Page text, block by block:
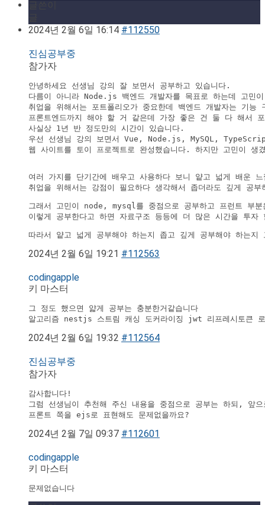
2024년 2월 6일 16:14 #112550
진심공부중
참가자
안녕하세요 선생님 강의 잘 보면서 공부하고 있습니다.
다름이 아니라 Node.js 백엔드 개발자를 목표로 하는데 고민
취업을 위해서는 포트폴리오가 중요한데 백엔드 개발자는 기능
프론트엔드까지 해야 할 거 같은데 가장 좋은 건 둘 다 해서
사실상 1년 반 정도만의 시간이 있습니다.
우선 선생님 강의 보면서 Vue, Node.js, MySQL,
웹 사이트를 토이 프로젝트로 완성했습니다. 하지만 고민이 생
여러 가지를 단기간에 배우고 사용하다 보니 얕고 넓게 배운
취업을 위해서는 강점이 필요하다 생각해서 좁더라도 깊게 공
그래서 고민이 node, mysql를 중점으로 공부하고 프런트 부
이렇게 공부한다고 하면 자료구조 등등에 더 많은 시간을 투
따라서 얕고 넓게 공부해야 하는지 좁고 깊게 공부해야 하는지
2024년 2월 6일 19:21 #112563
codingapple
키 마스터
그 정도 했으면 얇게 공부는 충분한거같습니다
알고리즘 nestjs 스트림 캐싱 도커라이징 jwt 리프레시토큰 로
2024년 2월 6일 19:32 #112564
진심공부중
참가자
감사합니다!
그럼 선생님이 추천해 주신 내용을 중점으로 공부는 하되, 앞
프론트 쪽을 ejs로 표현해도 문제없을까요?
2024년 2월 7일 09:37 #112601
codingapple
키 마스터
문제없습니다